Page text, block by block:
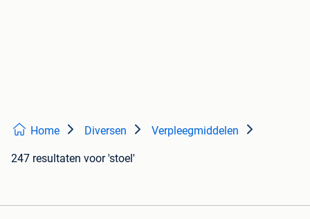
Home Diversen Verpleegmiddelen
247 resultaten voor 'stoel'